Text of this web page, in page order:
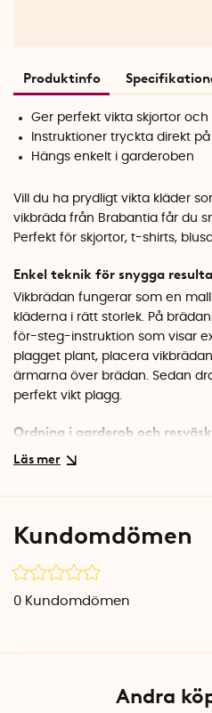
Produktinfo
Ger perfekt vikta skjortor och
Instruktioner tryckta direkt
Hängs enkelt i garderoben
Vill du ha prydligt vikta kläder
vikbräda från Brabantia får du
Perfekt för skjortor, t-shirts,
Enkel teknik för snygga
Vikbrädan fungerar som en
kläderna i rätt storlek. På
för-steg-instruktion som visar
plagget plant, placera
ärmarna över brädan. Sedan
perfekt vikt plagg.
Ordning i garderob och
Kläder som är vikta i samma
använder vikbrädan hänger du
Mått: 21,5 x 38 cm
Kundomdömen
0 Kundomdömen
Andra